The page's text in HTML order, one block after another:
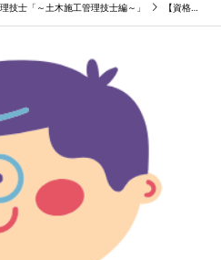
技士「～土木施工管理技士編～」 【資格取得！】施工管理技士「～１級土木施工管理技士編～」